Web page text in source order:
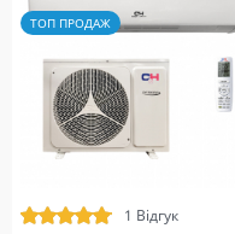
ТОП ПРОДАЖ
1 Відгук